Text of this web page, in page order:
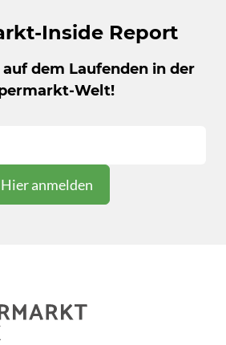
Inside Report
dem Laufenden in der
Welt!